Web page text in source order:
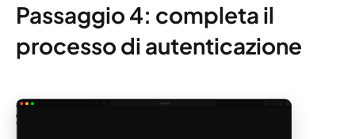
Passaggio 4: completa il
processo di autenticazione